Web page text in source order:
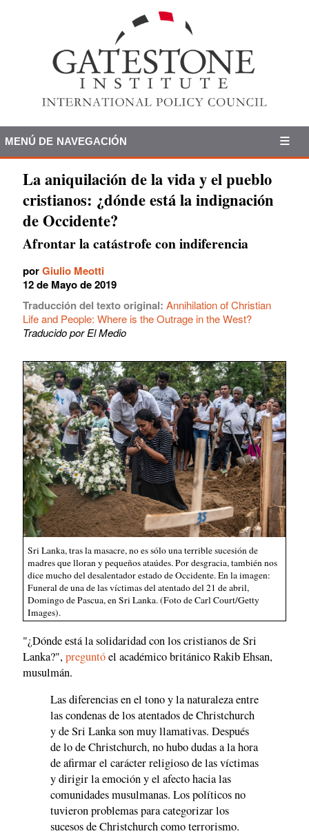
MENÚ DE NAVEGACIÓN
La aniquilación de la vida y el pueblo
cristianos: ¿dónde está la indignación
de Occidente?
Afrontar la catástrofe con indiferencia
porGiulio Meotti
12 de Mayo de 2019
Traducción del texto original: Annihilation of Christian
Life and People: Where is the Outrage in the West?
Traducido por El Medio
Sri Lanka, tras la masacre, no es sólo una terrible sucesión de
madres que lloran y pequeños ataúdes. Por desgracia, también nos
dice mucho del desalentador estado de Occidente. En la imagen:
Funeral de una de las víctimas del atentado del 21 de abril,
Domingo de Pascua, en Sri Lanka. (Foto de Carl Court/Getty
Images).
"¿Dónde está la solidaridad con los cristianos de Sri
Lanka?",preguntóel académico británico Rakib Ehsan,
musulmán.
Las diferencias en el tono y la naturaleza entre
las condenas de los atentados de Christchurch
y de Sri Lanka son muy llamativas. Después
de lo de Christchurch, no hubo dudas a la hora
de afirmar el carácter religioso de las víctimas
y dirigir la emoción y el afecto hacia las
comunidades musulmanas. Los políticos no
tuvieron problemas para categorizar los
sucesos de Christchurch como terrorismo.